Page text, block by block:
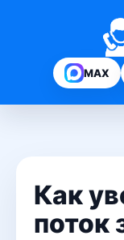
MAX
Как
поток